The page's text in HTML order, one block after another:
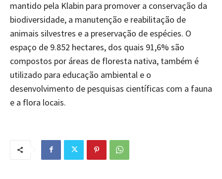
mantido pela Klabin para promover a conservação da
biodiversidade, a manutenção e reabilitação de
animais silvestres e a preservação de espécies. O
espaço de 9.852 hectares, dos quais 91,6% são
compostos por áreas de floresta nativa, também é
utilizado para educação ambiental e o
desenvolvimento de pesquisas científicas com a fauna
e a flora locais.